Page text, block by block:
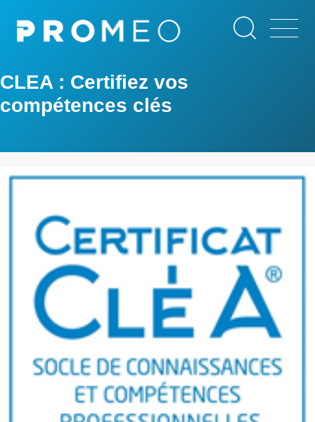
contenu
CLEA : Certifiez vos
compétences clés